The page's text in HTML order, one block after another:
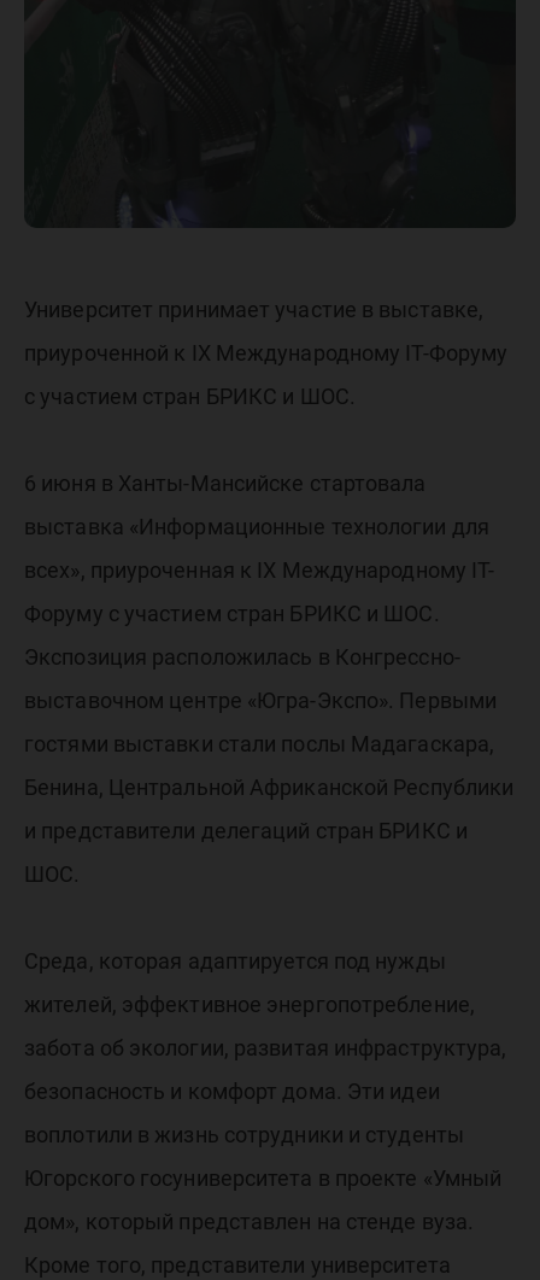
Университет принимает участие в выставке,
приуроченной к IX Международному IT-Форуму
с участием стран БРИКС и ШОС.
6 июня в Ханты-Мансийске стартовала
выставка «Информационные технологии для
всех», приуроченная к IX Международному IT-
Форуму с участием стран БРИКС и ШОС.
Экспозиция расположилась в Конгрессно-
выставочном центре «Югра-Экспо». Первыми
гостями выставки стали послы Мадагаскара,
Бенина, Центральной Африканской Республики
и представители делегаций стран БРИКС и
ШОС.
Среда, которая адаптируется под нужды
жителей, эффективное энергопотребление,
забота об экологии, развитая инфраструктура,
безопасность и комфорт дома. Эти идеи
воплотили в жизнь сотрудники и студенты
Югорского госуниверситета в проекте «Умный
дом», который представлен на стенде вуза.
Кроме того, представители университета